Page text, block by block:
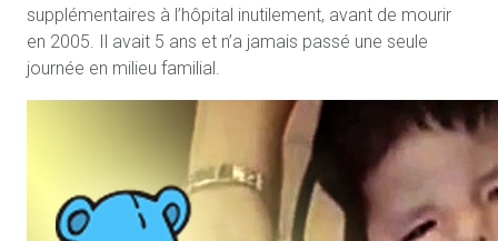
supplémentaires à l’hôpital inutilement, avant de mourir
en 2005. Il avait 5 ans et n’a jamais passé une seule
journée en milieu familial.